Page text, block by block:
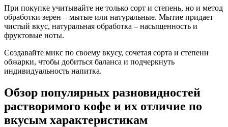
При покупке учитывайте не только сорт и степень, но и метод
обработки зерен – мытые или натуральные. Мытие придает
чистый вкус, натуральная обработка – насыщенность и
фруктовые ноты.
Создавайте микс по своему вкусу, сочетая сорта и степени
обжарки, чтобы добиться баланса и подчеркнуть
индивидуальность напитка.
Обзор популярных разновидностей
растворимого кофе и их отличие по
вкусым характеристикам